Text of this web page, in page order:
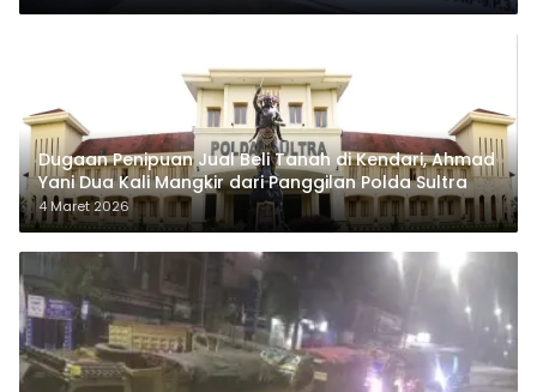
Dugaan Penipuan Jual Beli Tanah di Kendari, Ahmad
Yani Dua Kali Mangkir dari Panggilan Polda Sultra
4 Maret 2026